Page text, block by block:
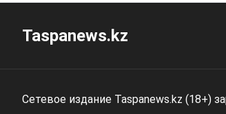
Taspanews.kz
Сетевое издание Taspanews.kz (18+)